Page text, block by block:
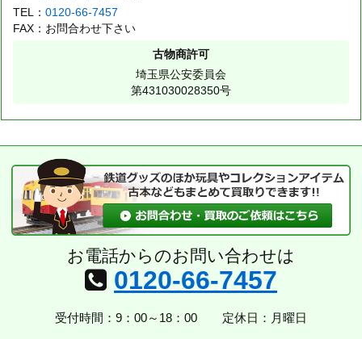
TEL：0120-66-7457
FAX：お問合わせ下さい
古物商許可
埼玉県公安委員会
第431030028350号
お電話からのお問い合わせは
0120-66-7457
受付時間：9：00～18：00 定休日：月曜日